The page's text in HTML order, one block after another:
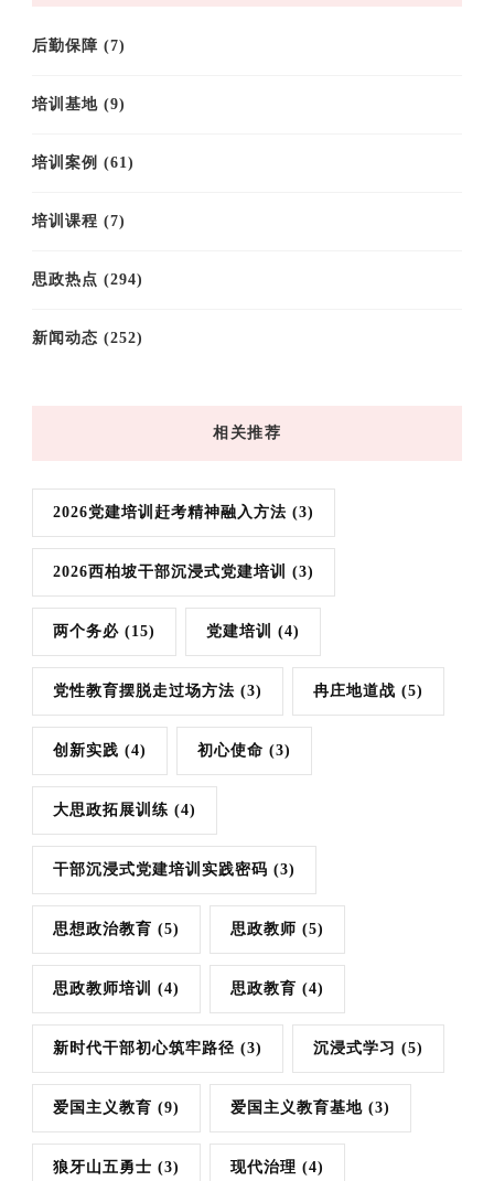
后勤保障 (7)
培训基地 (9)
培训案例 (61)
培训课程 (7)
思政热点 (294)
新闻动态 (252)
相关推荐
2026党建培训赶考精神融入方法 (3)
2026西柏坡干部沉浸式党建培训 (3)
两个务必 (15) 党建培训 (4)
党性教育摆脱走过场方法 (3) 冉庄地道战 (5)
创新实践 (4) 初心使命 (3)
大思政拓展训练 (4)
干部沉浸式党建培训实践密码 (3)
思想政治教育 (5) 思政教师 (5)
思政教师培训 (4) 思政教育 (4)
新时代干部初心筑牢路径 (3) 沉浸式学习 (5)
爱国主义教育 (9) 爱国主义教育基地 (3)
狼牙山五勇士 (3) 现代治理 (4)